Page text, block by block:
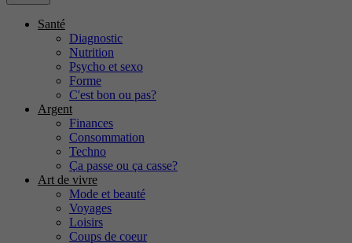
Santé
Diagnostic
Nutrition
Psycho et sexo
Forme
C'est bon ou pas?
Argent
Finances
Consommation
Techno
Ça passe ou ça casse?
Art de vivre
Mode et beauté
Voyages
Loisirs
Coups de coeur